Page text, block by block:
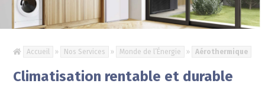
Accueil » Nos Services » Monde de l’Énergie » Aérothermique
Climatisation rentable et durable